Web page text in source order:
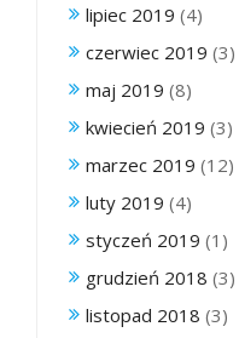
lipiec 2019 (4)
czerwiec 2019 (3)
maj 2019 (8)
kwiecień 2019 (3)
marzec 2019 (12)
luty 2019 (4)
styczeń 2019 (1)
grudzień 2018 (3)
listopad 2018 (3)